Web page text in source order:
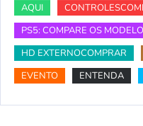
AQUI
PS5: COMPARE OS
HD EXTERNOCOMPRAR
EVENTO
ENTENDA